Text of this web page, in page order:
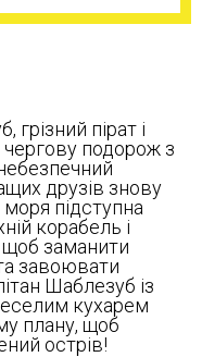
пірат і
подорож з
друзів знову
підступна
корабель і
щоб заманити
завоювати
Шаблезуб із
кухарем
плану, щоб
острів!